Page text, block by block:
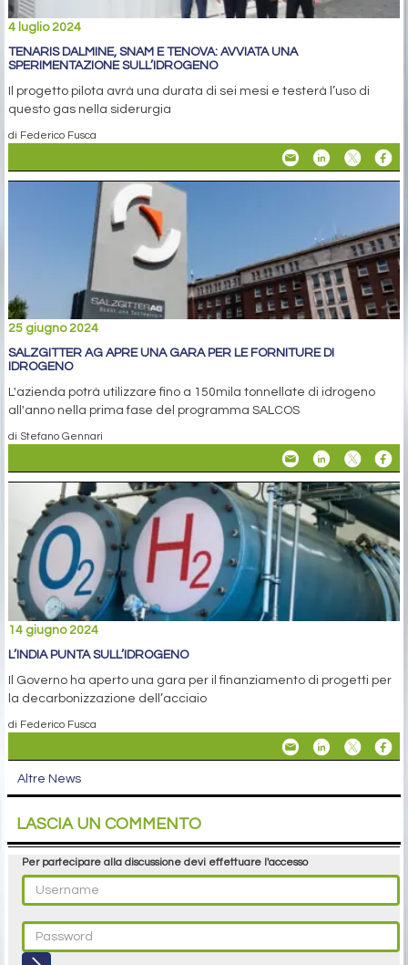
4 luglio 2024
TENARIS DALMINE, SNAM E TENOVA: AVVIATA UNA
SPERIMENTAZIONE SULL’IDROGENO
Il progetto pilota avrà una durata di sei mesi e testerà l’uso di
questo gas nella siderurgia
di Federico Fusca
25 giugno 2024
SALZGITTER AG APRE UNA GARA PER LE FORNITURE DI
IDROGENO
L'azienda potrà utilizzare fino a 150mila tonnellate di idrogeno
all'anno nella prima fase del programma SALCOS
di Stefano Gennari
14 giugno 2024
L’INDIA PUNTA SULL’IDROGENO
Il Governo ha aperto una gara per il finanziamento di progetti per
la decarbonizzazione dell’acciaio
di Federico Fusca
Altre News
LASCIA UN COMMENTO
Per partecipare alla discussione devi effettuare l'accesso